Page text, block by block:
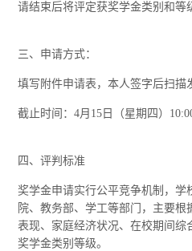
请结束后将评定获奖学金类别和等
三、申请方式：
填写附件申请表，本人签字后扫描
截止时间：4月15日（星期四）
四、评判标准
奖学金申请实行公平竞争机制，学
院、教务部、学工等部门，主要
表现、家庭经济状况、在校期间综
奖学金类别等级。